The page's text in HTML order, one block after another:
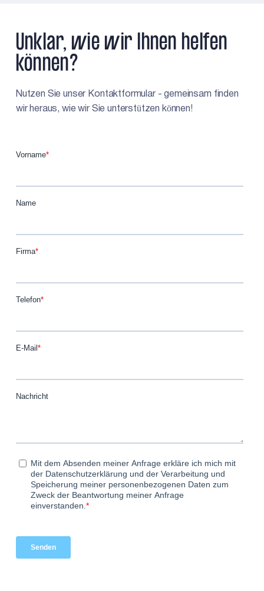
Unklar, wie wir Ihnen helfen
können?
Nutzen Sie unser Kontaktformular - gemeinsam finden
wir heraus, wie wir Sie unterstützen können!